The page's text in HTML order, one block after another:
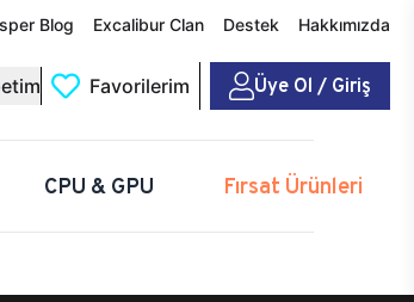
Blog Excalibur Clan Destek Hakkımızda
Favorilerim Üye Ol / Giriş
CPU & GPU Fırsat Ürünleri